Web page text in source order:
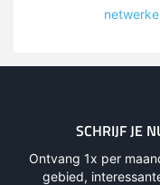
SCHRIJF JE
Ontvang 1x per
gebied,